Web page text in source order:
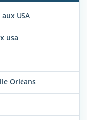
USA
usa
Orléans